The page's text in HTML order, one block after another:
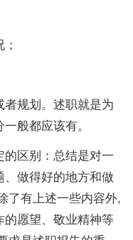
者规划。述职就是为
般都应该有。
的区别：总结是对一
做得好的地方和做
了有上述一些内容外,
的愿望、敬业精神等